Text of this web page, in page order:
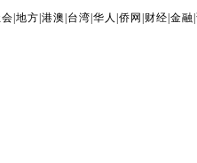
|地方 |港澳 台湾 |华人 |侨网 财经 |金融 |